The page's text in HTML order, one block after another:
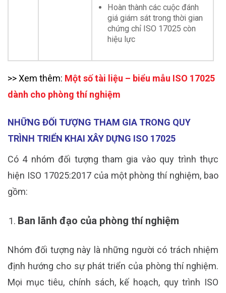
Hoàn thành các cuộc đánh
giá giám sát trong thời gian
chứng chỉ ISO 17025 còn
hiệu lực
>> Xem thêm: Một số tài liệu – biểu mẫu ISO 17025
dành cho phòng thí nghiệm
NHỮNG ĐỐI TƯỢNG THAM GIA TRONG QUY
TRÌNH TRIỂN KHAI XÂY DỰNG ISO 17025
Có 4 nhóm đối tượng tham gia vào quy trình thực
hiện ISO 17025:2017 của một phòng thí nghiệm, bao
gồm:
Ban lãnh đạo của phòng thí nghiệm
Nhóm đối tượng này là những người có trách nhiệm
định hướng cho sự phát triển của phòng thí nghiệm.
Mọi mục tiêu, chính sách, kế hoạch, quy trình ISO